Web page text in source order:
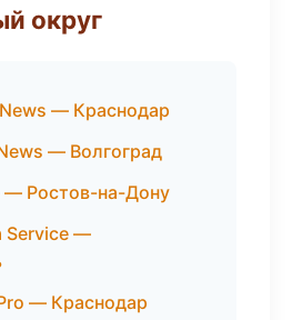
округ
— Краснодар
— Волгоград
— Ростов-на-Дону
Service —
— Краснодар